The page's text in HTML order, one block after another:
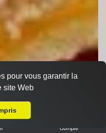
Compte
pour vous garantir la
site Web